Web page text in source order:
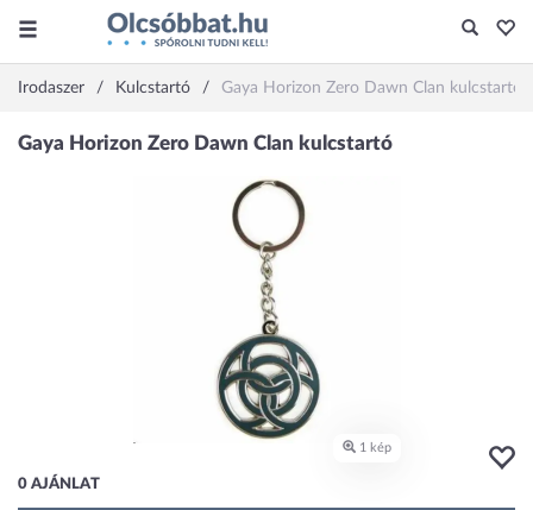
Irodaszer Kulcstartó Gaya Horizon Zero Dawn Clan kulcstartó
0 AJÁNLAT